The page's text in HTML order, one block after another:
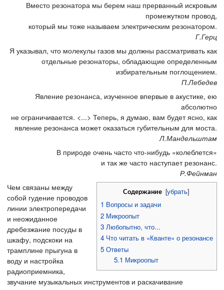
Вместо резонатора мы берем наш прерванный искровым
промежутком провод,
который мы тоже называем электрическим резонатором.
Г.Герц
Я указывал, что молекулы газов мы должны рассматривать как
отдельные резонаторы, обладающие определенным
избирательным поглощением.
П.Лебедев
Явление резонанса, изученное впервые в акустике, ею
абсолютно
не ограничивается. <...> Теперь, я думаю, вам будет ясно, как
явление резонанса может оказаться губительным для моста.
Л.Мандельштам
В природе очень часто что-нибудь «колеблется»
и так же часто наступает резонанс.
Р.Фейнман
Содержание [убрать]
1 Вопросы и задачи
2 Микроопыт
3 Любопытно, что...
4 Что читать в «Кванте» о резонансе
5 Ответы
5.1 Микроопыт
Чем связаны между
собой гудение проводов
линии электропередачи
и неожиданное
дребезжание посуды в
шкафу, подскоки на
трамплине прыгуна в
воду и настройка
радиоприемника,
звучание музыкальных инструментов и раскачивание